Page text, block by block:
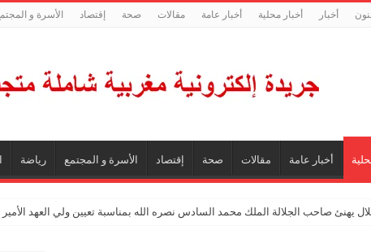
أخبار أخبار محلية أخبار عامة مقالات صحة إقتصاد الأسرة و
أخبار عامة مقالات صحة إقتصاد الأسرة و المجتمع رياضة
يهنئ صاحب الجلالة الملك محمد السادس نصره الله بمناسبة تعيين ولي العهد